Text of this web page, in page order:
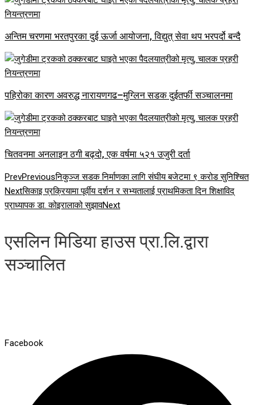
अन्तिम चरणमा भरतपुरका दुई ऊर्जा आयोजना, विद्युत् सेवा थप भरपर्दो बन्दै
पहिरोका कारण अवरुद्ध नारायणगढ–मुग्लिन सडक दुईतर्फी सञ्चालनमा
चितवनमा अनलाइन ठगी बढ्दो, एक वर्षमा ५२१ उजुरी दर्ता
PrevPreviousनिकुञ्ज सडक निर्माणका लागि संघीय बजेटमा ९ करोड सुनिश्चित
Nextसिकाइ प्रक्रियामा पूर्वीय दर्शन र सभ्यतालाई प्राथमिकता दिन शिक्षाविद्
प्राध्यापक डा. कोइरालाको सुझावNext
एसलिन मिडिया हाउस प्रा.लि.द्वारा
सञ्चालित
Facebook